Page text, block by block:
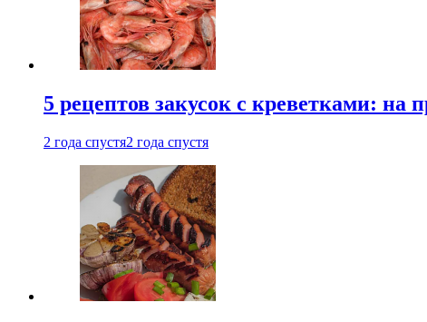
5 рецептов закусок с креветками: на
2 года спустя2 года спустя